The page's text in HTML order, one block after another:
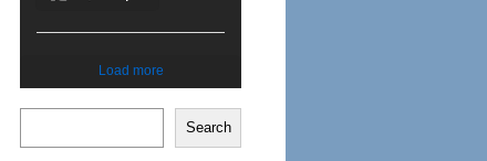
Load more
Search